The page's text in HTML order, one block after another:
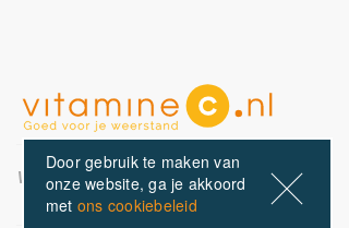
VitamineC.nl
Alle Producten
Door gebruik te maken van
onze website, ga je akkoord
met ons cookiebeleid